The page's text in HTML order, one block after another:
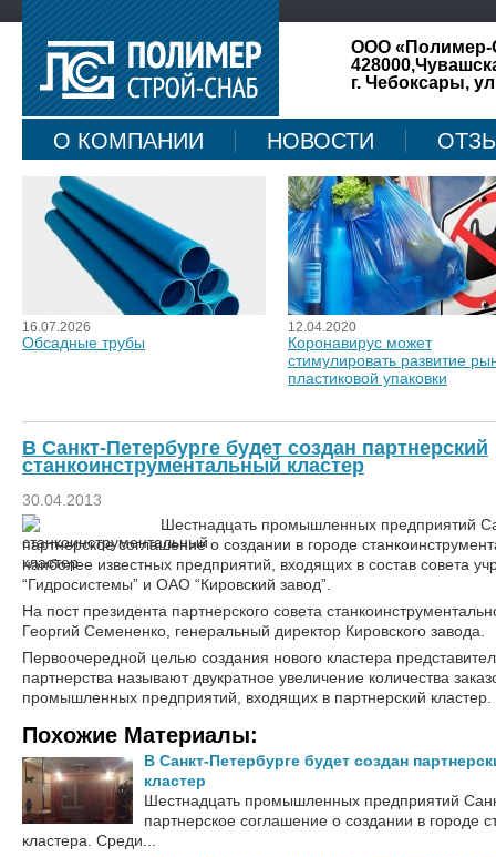
ООО «Полимер-
г. Чебоксары,
О КОМПАНИИ НОВОСТИ
КАРТА САЙТА
16.07.2026
Обсадные трубы
12.04.2020
Коронавирус может
стимулировать развитие
пластиковой упаковки
В Санкт-Петербурге будет создан партнерский
станкоинструментальный кластер
30.04.2013
Шестнадцать промышленных предприятий
партнерское соглашение о создании в городе
наиболее известных предприятий, входящих в состав совета
“Гидросистемы” и ОАО “Кировский завод”.
На пост президента партнерского совета
Георгий Семененко, генеральный директор Кировского завода.
Первоочередной целью создания нового кластера
партнерства называют двукратное увеличение количества
промышленных предприятий, входящих в партнерский кластер.
Похожие Материалы:
В Санкт-Петербурге будет создан
кластер
Шестнадцать промышленных предприятий
партнерское соглашение о создании в городе
кластера. Среди...